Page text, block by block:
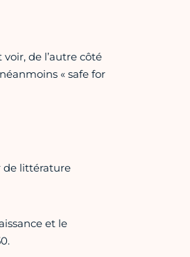
de l’autre côté
« safe for
de littérature
et le